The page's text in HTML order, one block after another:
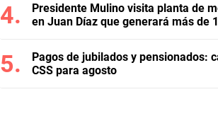
Presidente Mulino visita planta de
en Juan Díaz que generará más de
Pagos de jubilados y pensionados:
CSS para agosto